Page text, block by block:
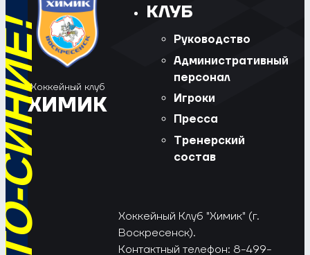
Хоккейный клуб
ХИМИК
КЛУБ
Руководство
Административный
персонал
Игроки
Пресса
Тренерский
состав
Хоккейный Клуб "Химик" (г.
Воскресенск).
Контактный телефон: 8-499-